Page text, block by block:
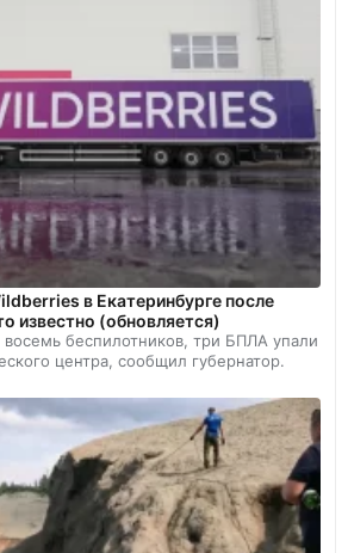
в Екатеринбурге после
известно (обновляется)
беспилотников, три БПЛА упали
центра, сообщил губернатор.